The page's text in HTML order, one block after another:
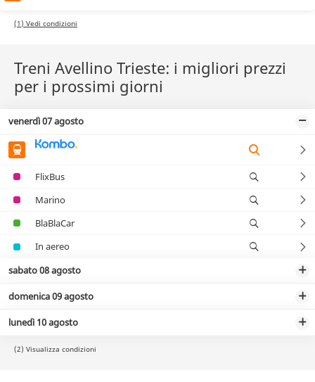
(1) Vedi condizioni
Treni Avellino Trieste: i migliori prezzi
per i prossimi giorni
venerdì 07 agosto
FlixBus
Marino
BlaBlaCar
In aereo
sabato 08 agosto
domenica 09 agosto
lunedì 10 agosto
(2) Visualizza condizioni